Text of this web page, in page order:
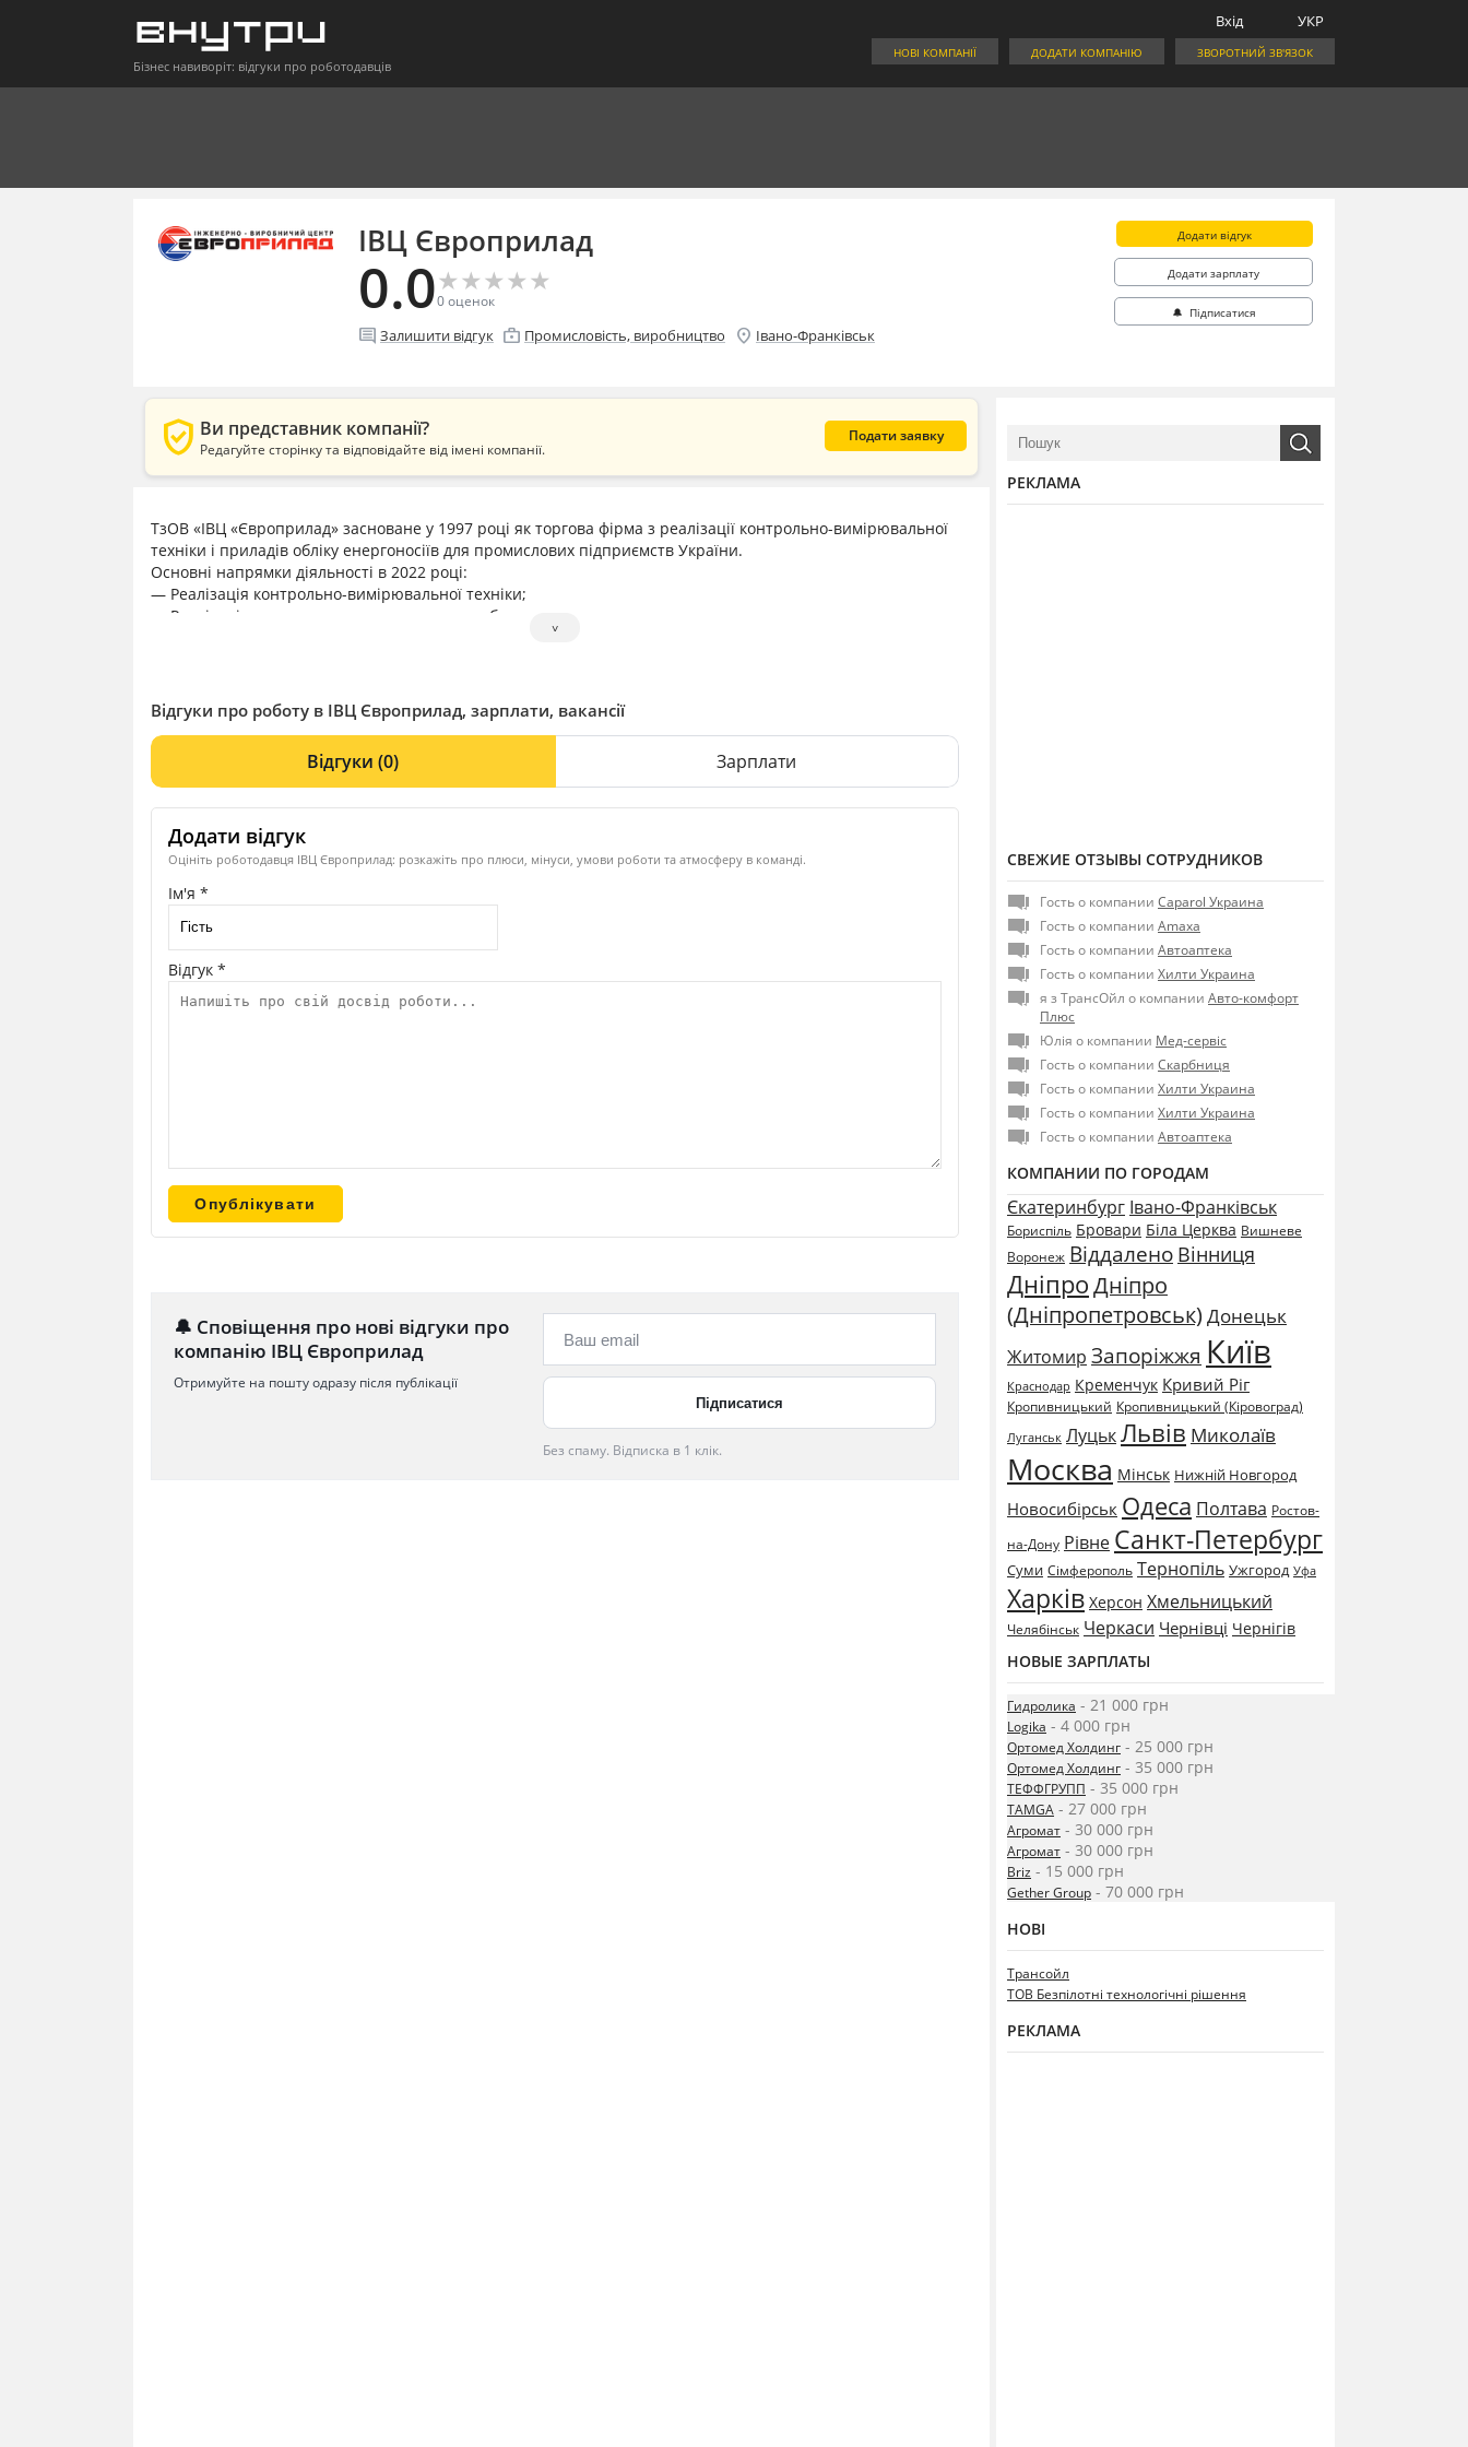
Бізнес навиворіт: відгуки про роботодавців
УКР
Вхід
ЗВОРОТНИЙ ЗВ'ЯЗОК
ДОДАТИ КОМПАНІЮ
НОВІ КОМПАНІЇ
ІВЦ Європрилад
0.0★
★★
★★
★★
★★
★
0оценок
comment Залишити відгук enterprise Промисловість, виробництво location_on Івано-Франківськ
Додати відгук
Додати зарплату
🔔 Підписатися
verified_user Ви представник компанії?
Редагуйте сторінку та відповідайте від імені компанії.
Подати заявку
ТзОВ «ІВЦ «Європрилад» засноване у 1997 році як торгова фірма з реалізації контрольно-вимірювальної
техніки і приладів обліку енергоносіїв для промислових підприємств України.
Основні напрямки діяльності в 2022 році:
— Реалізація контрольно-вимірювальної техніки;
— Реалізація газового та газорегулюючого обладнання;
На сьогодні наше підприємство охоплює весь спектр інженерних послуг, а саме: проектування,
будівництво, монтаж та експлуатація технологічного і енергетичного обладнання.
˅
Відгуки про роботу в ІВЦ Європрилад, зарплати, вакансії
Відгуки(0) Зарплати
Додати відгук
Оцініть роботодавця ІВЦ Європрилад: розкажіть про плюси, мінуси, умови роботи та атмосферу в команді.
Ім'я *
Відгук *
🔔 Сповіщення про нові відгуки про
компанію ІВЦ Європрилад
Отримуйте на пошту одразу після публікації
Без спаму. Відписка в 1 клік.
РЕКЛАМА
СВЕЖИЕ ОТЗЫВЫ СОТРУДНИКОВ
Гость о компании Caparol Украина
Гость о компании Amaxa
Гость о компании Автоаптека
Гость о компании Хилти Украина
я з ТрансОйл о компании Авто-комфорт
Плюс
Юлія о компании Мед-сервіс
Гость о компании Скарбниця
Гость о компании Хилти Украина
Гость о компании Хилти Украина
Гость о компании Автоаптека
КОМПАНИИ ПО ГОРОДАМ
Єкатеринбург Івано-Франківськ
Бориспіль Бровари Біла Церква Вишневе
Воронеж Віддалено Вінниця
ДніпроДніпро
(Дніпропетровськ) Донецьк
Житомир Запоріжжя Київ
Краснодар Кременчук Кривий Ріг
Кропивницький Кропивницький (Кіровоград)
Луганськ ЛуцькЛьвів Миколаїв
Москва Мінськ Нижній Новгород
Новосибірськ Одеса Полтава Ростов-
на-Дону Рівне Санкт-Петербург
Суми Сімферополь Тернопіль Ужгород Уфа
Харків Херсон Хмельницький
Челябінськ Черкаси Чернівці Чернігів
НОВЫЕ ЗАРПЛАТЫ
Гидролика - 21 000 грн
Logika - 4 000 грн
Ортомед Холдинг - 25 000 грн
Ортомед Холдинг - 35 000 грн
ТЕФФГРУПП - 35 000 грн
TAMGA - 27 000 грн
Агромат - 30 000 грн
Агромат - 30 000 грн
Briz - 15 000 грн
Gether Group - 70 000 грн
НОВІ
Трансойл
ТОВ Безпілотні технологічні рішення
РЕКЛАМА